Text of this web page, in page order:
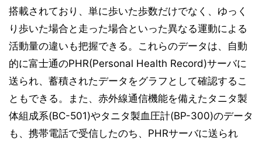
搭載されており、単に歩いた歩数だけでなく、ゆっく
り歩いた場合と走った場合といった異なる運動による
活動量の違いも把握できる。これらのデータは、自動
的に富士通のPHR(Personal Health Record)サーバに
送られ、蓄積されたデータをグラフとして確認するこ
ともできる。また、赤外線通信機能を備えたタニタ製
体組成系(BC-501)やタニタ製血圧計(BP-300)のデータ
も、携帯電話で受信したのち、PHRサーバに送られ